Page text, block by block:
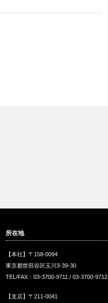
所在地
【本社】〒158-0094
東京都世田谷区玉川3-39-30
TEL/FAX：03-3700-9711 / 03-3700-9712
【支店】〒211-0041